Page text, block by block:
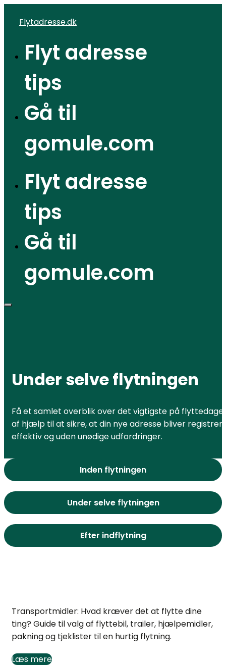
Flytadresse.dk
Flyt adresse
tips
Gå til
gomule.com
Flyt adresse
tips
Gå til
gomule.com
Under selve flytningen
Få et samlet overblik over det vigtigste på
af hjælp til at sikre, at din nye adresse bliver
effektiv og uden unødige udfordringer.
Inden flytningen
Under selve flytningen
Efter indflytning
Transportmidler: Hvad kræver det at flytte dine
ting? Guide til valg af flyttebil, trailer, hjælpemidler,
pakning og tjeklister til en hurtig flytning.
Læs mere